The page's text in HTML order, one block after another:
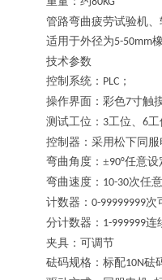
管路弯曲疲劳试验机
适用于外径为5-50mm
技术参数
控制系统： PLC ；
操作界面：彩色7寸触
测试工位： 3工位、 6工
控制器 ： 采用松下同
弯曲角度 ： ±90°任意设
弯曲速度 ： 10-30次任
计数器 ： 0-99999999次
分计数器 ： 1-999999连
夹具 ：可调节
砝码规格 ：标配10N砝